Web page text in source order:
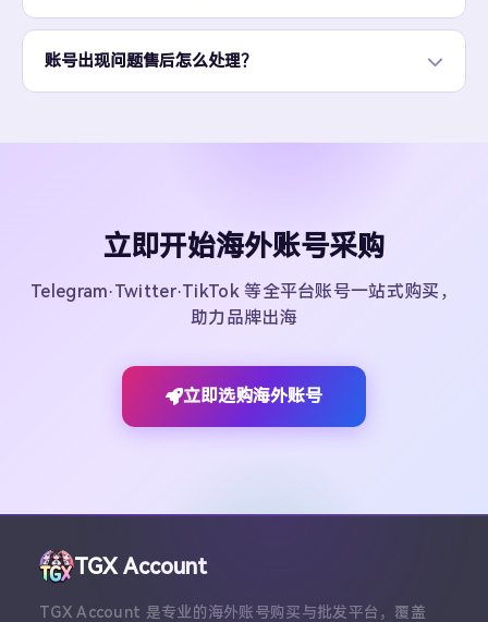
账号出现问题售后怎么处理？
立即开始海外账号采购
Telegram·Twitter·TikTok 等全平台账号一站式购买，
助力品牌出海
立即选购海外账号
TGX Account
TGX Account 是专业的海外账号购买与批发平台，覆盖